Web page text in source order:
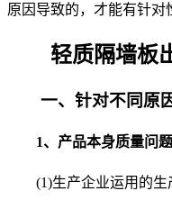
原因导致的，才能有针
轻质隔墙板
一、针对不同原
1、产品本身质量问题
(1)生产企业运用的